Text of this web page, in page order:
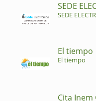
SEDE
SEDE
El tiempo
El tiempo
Cita Inem